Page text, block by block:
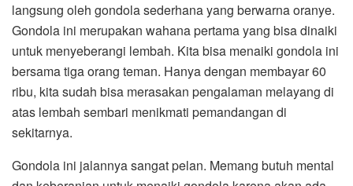
langsung oleh gondola sederhana yang berwarna oranye.
Gondola ini merupakan wahana pertama yang bisa dinaiki
untuk menyeberangi lembah. Kita bisa menaiki gondola ini
bersama tiga orang teman. Hanya dengan membayar 60
ribu, kita sudah bisa merasakan pengalaman melayang di
atas lembah sembari menikmati pemandangan di
sekitarnya.
Gondola ini jalannya sangat pelan. Memang butuh mental